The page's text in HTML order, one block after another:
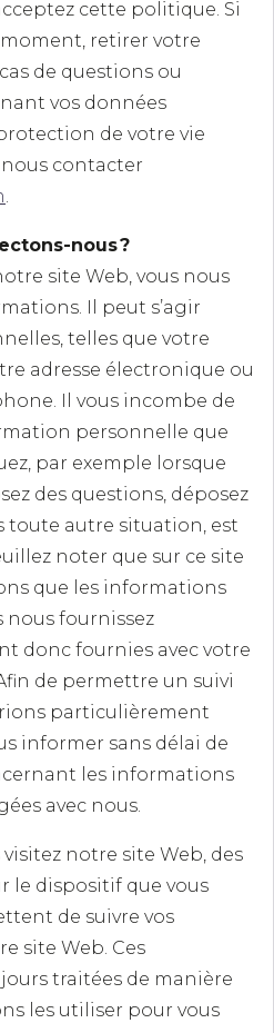
cette politique. Si
retirer votre
de questions ou
vos données
de votre vie
nous contacter
.
nous ?
site Web, vous nous
Il peut s’agir
telles que votre
adresse électronique ou
Il vous incombe de
personnelle que
par exemple lorsque
des questions, déposez
toute autre situation, est
noter que sur ce site
que les informations
nous fournissez
donc fournies avec votre
de permettre un suivi
particulièrement
informer sans délai de
les informations
avec nous.
notre site Web, des
le dispositif que vous
de suivre vos
site Web. Ces
traitées de manière
les utiliser pour vous